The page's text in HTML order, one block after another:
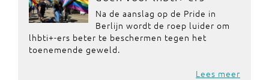
Na de aanslag op de Pride in
Berlijn wordt de roep luider om
lhbti+-ers beter te beschermen tegen het
toenemende geweld.
Lees meer